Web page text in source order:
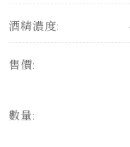
酒精濃度:
售價:
數量: